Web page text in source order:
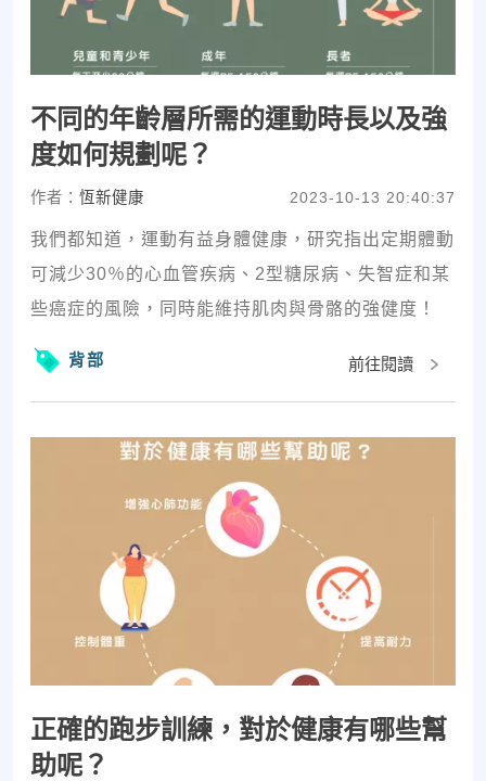
不同的年齡層所需的運動時長以及強
度如何規劃呢？
作者： 恆新健康 2023-10-13 20:40:37
我們都知道，運動有益身體健康，研究指出定期體動
可減少30％的心血管疾病、2型糖尿病、失智症和某
些癌症的風險，同時能維持肌肉與骨骼的強健度！
背部 前往閱讀
正確的跑步訓練，對於健康有哪些幫
助呢？